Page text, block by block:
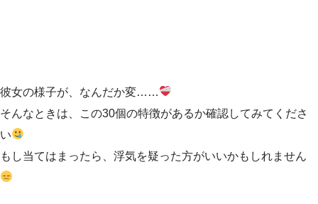
彼女の様子が、なんだか変……
そんなときは、この30個の特徴があるか確認してみてくださ
い
もし当てはまったら、浮気を疑った方がいいかもしれません